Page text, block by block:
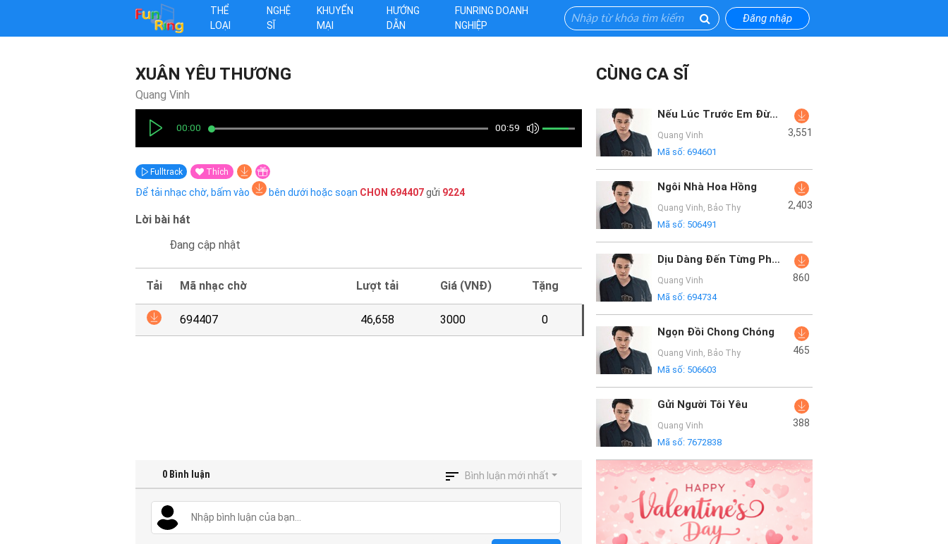
THỂ
LOẠI
NGHỆ
SĨ
KHUYẾN
MẠI
HƯỚNG
DẪN
FUNRING DOANH
NGHIỆP
Đăng nhập
XUÂN YÊU THƯƠNG
Quang Vinh
00:00 00:59
Fulltrack Thích
Để tải nhạc chờ, bấm vào bên dưới hoặc soạn CHON 694407gửi 9224
Lời bài hát
Đang cập nhật
Tải Mã nhạc chờ Lượt tải Giá (VNĐ) Tặng
694407 46,658 3000 0
CÙNG CA SĨ
Nếu Lúc Trước Em Đừng Tới
Quang Vinh
Mã số:694601
3,551
Ngôi Nhà Hoa Hồng
Quang Vinh, Bảo Thy
Mã số: 506491
2,403
Dịu Dàng Đến Từng Phút Giây
Quang Vinh
Mã số:694734
860
Ngọn Đồi Chong Chóng
Quang Vinh, Bảo Thy
Mã số: 506603
465
Gửi Người Tôi Yêu
Quang Vinh
Mã số:7672838
388
0 Bình luận Bình luận mới nhất